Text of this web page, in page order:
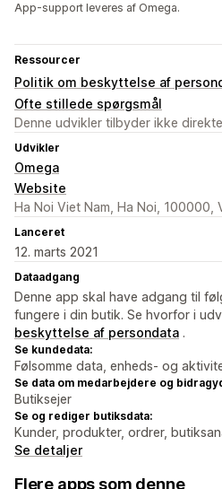
App-support leveres af Omega.
Ressourcer
Politik om beskyttelse af
Ofte stillede spørgsmål
Denne udvikler tilbyder ikke
Udvikler
Omega
Website
Ha Noi Viet Nam, Ha Noi, 100000,
Lanceret
12. marts 2021
Dataadgang
Denne app skal have adgang til
fungere i din butik. Se hvorfor i
beskyttelse af persondata .
Se kundedata:
Følsomme data, enheds- og
Se data om medarbejdere og
Butiksejer
Se og rediger butiksdata:
Kunder, produkter, ordrer,
Se detaljer
Flere apps som denne